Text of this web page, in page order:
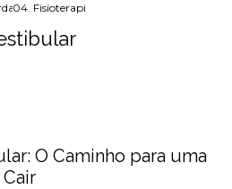
e Técnicas
04. Fisioterapia Vestibular
O Caminho para uma